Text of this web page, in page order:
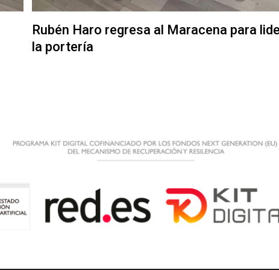
Rubén Haro regresa al Maracena para
la portería